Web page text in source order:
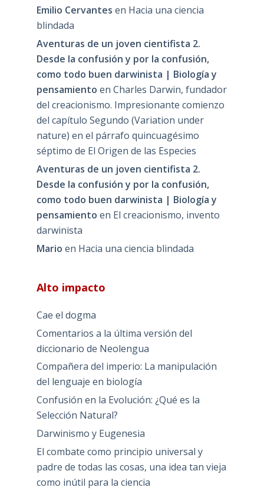
Emilio Cervantes en Hacia una ciencia
blindada
Aventuras de un joven cientifista 2.
Desde la confusión y por la confusión,
como todo buen darwinista | Biología y
pensamiento en Charles Darwin, fundador
del creacionismo. Impresionante comienzo
del capítulo Segundo (Variation under
nature) en el párrafo quincuagésimo
séptimo de El Origen de las Especies
Aventuras de un joven cientifista 2.
Desde la confusión y por la confusión,
como todo buen darwinista | Biología y
pensamiento en El creacionismo, invento
darwinista
Mario en Hacia una ciencia blindada
Alto impacto
Cae el dogma
Comentarios a la última versión del
diccionario de Neolengua
Compañera del imperio: La manipulación
del lenguaje en biología
Confusión en la Evolución: ¿Qué es la
Selección Natural?
Darwinismo y Eugenesia
El combate como principio universal y
padre de todas las cosas, una idea tan vieja
como inútil para la ciencia